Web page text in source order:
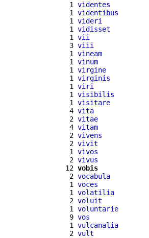
  1
videntes
  1
videntibus
  1
videri
  1
vidisset
  1
vii
  3
viii
  1
vineam
  1
vinum
  1
virgine
  1
virginis
  1
viri
  1
visibilis
  1
visitare
  4
vita
  2
vitae
  4
vitam
  2
vivens
  2
vivit
  1
vivos
  2
vivus
12 vobis
  2
vocabula
  1
voces
  1
volatilia
  2
voluit
  1
voluntarie
  9
vos
  1
vulcanalia
  2
vult